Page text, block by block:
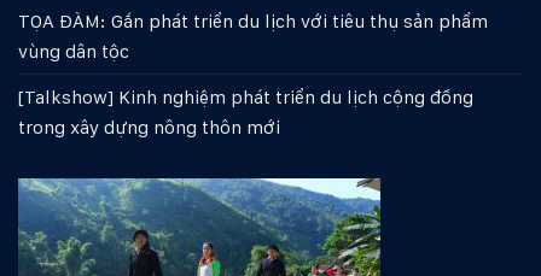
TỌA ĐÀM: Gắn phát triển du lịch với tiêu thụ sản phẩm
vùng dân tộc
[Talkshow] Kinh nghiệm phát triển du lịch cộng đồng
trong xây dựng nông thôn mới